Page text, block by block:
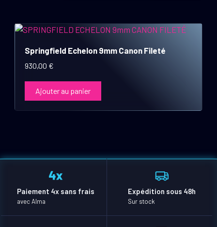
Springfield Echelon 9mm Canon Fileté
930,00 €
Ajouter au panier
Paiement 4x sans frais
avec Alma
Expédition sous 48h
Sur stock